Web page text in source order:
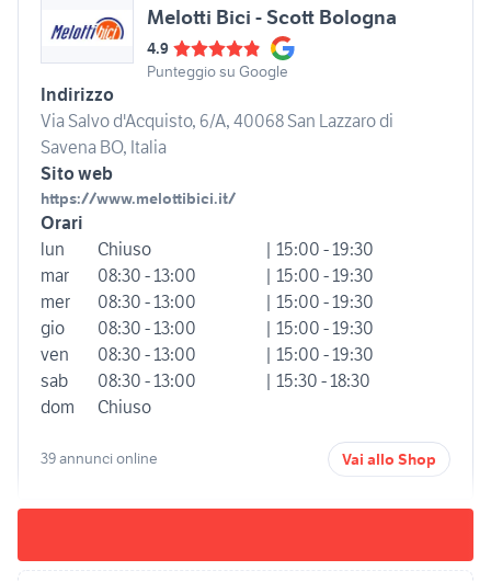
Melotti Bici - Scott Bologna
4.9
Punteggio su Google
Indirizzo
Via Salvo d'Acquisto, 6/A, 40068 San Lazzaro di
Savena BO, Italia
Sito web
https://www.melottibici.it/
Orari
lun
Chiuso
| 15:00 - 19:30
mar
08:30 - 13:00
| 15:00 - 19:30
mer
08:30 - 13:00
| 15:00 - 19:30
gio
08:30 - 13:00
| 15:00 - 19:30
ven
08:30 - 13:00
| 15:00 - 19:30
sab
08:30 - 13:00
| 15:30 - 18:30
dom
Chiuso
39 annunci online Vai allo Shop